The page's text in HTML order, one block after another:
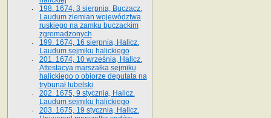
198. 1674, 3 sierpnia, Buczacz.
Laudum ziemian województwa
ruskiego na zamku buczackim
zgromadzonych
199. 1674, 16 sierpnia, Halicz.
Laudum sejmiku halickiego
201. 1674, 10 września, Halicz.
Attestacya marszałka sejmiku
halickiego o obiorze deputata na
trybunał lubelski
202. 1675, 9 stycznia, Halicz.
Laudum sejmiku halickiego
203. 1675, 19 stycznia, Halicz.